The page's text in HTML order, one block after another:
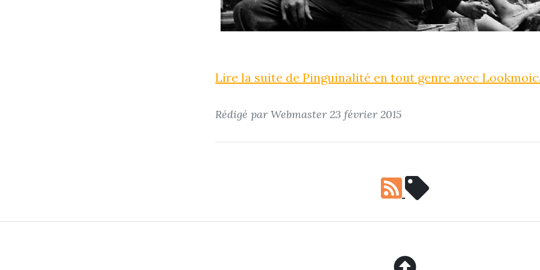
Lire la suite de Pinguinalité en tout genre avec
Rédigé par Webmaster23 février 2015